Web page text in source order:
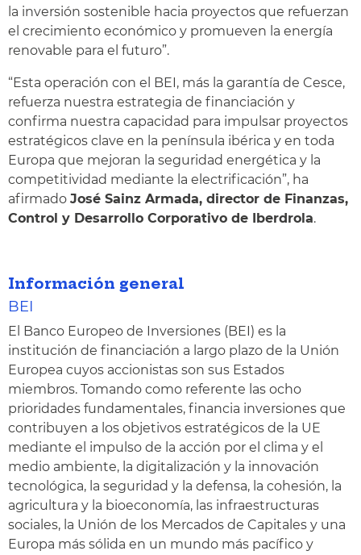
la inversión sostenible hacia proyectos que refuerzan
el crecimiento económico y promueven la energía
renovable para el futuro”.
“Esta operación con el BEI, más la garantía de Cesce,
refuerza nuestra estrategia de financiación y
confirma nuestra capacidad para impulsar proyectos
estratégicos clave en la península ibérica y en toda
Europa que mejoran la seguridad energética y la
competitividad mediante la electrificación”, ha
afirmado José Sainz Armada, director de Finanzas,
Control y Desarrollo Corporativo de Iberdrola.
Información general
BEI
El Banco Europeo de Inversiones (BEI) es la
institución de financiación a largo plazo de la Unión
Europea cuyos accionistas son sus Estados
miembros. Tomando como referente las ocho
prioridades fundamentales, financia inversiones que
contribuyen a los objetivos estratégicos de la UE
mediante el impulso de la acción por el clima y el
medio ambiente, la digitalización y la innovación
tecnológica, la seguridad y la defensa, la cohesión, la
agricultura y la bioeconomía, las infraestructuras
sociales, la Unión de los Mercados de Capitales y una
Europa más sólida en un mundo más pacífico y